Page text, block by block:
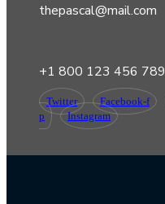
thepascal@mail.com
+1 800 123 456 789
Twitter Facebook-f
p
Instagram